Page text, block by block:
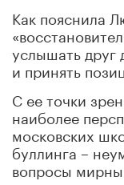
Как пояснила
услышать друг
и принять
С ее точки
наиболее
московских
буллинга –
вопросы